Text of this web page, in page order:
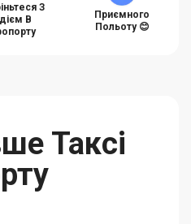
З
В
Приємного
Польоту 😊
Таксі